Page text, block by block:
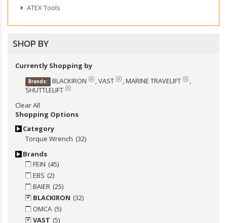
ATEX Tools
SHOP BY
Currently Shopping by
Brands: BLACKIRON , VAST , MARINE TRAVELIFT
,
SHUTTLELIFT
Clear All
Shopping Options
Category
Torque Wrench (32)
Brands
FEIN (45)
EBS (2)
BAIER (25)
BLACKIRON (32)
OMCA (5)
VAST (5)